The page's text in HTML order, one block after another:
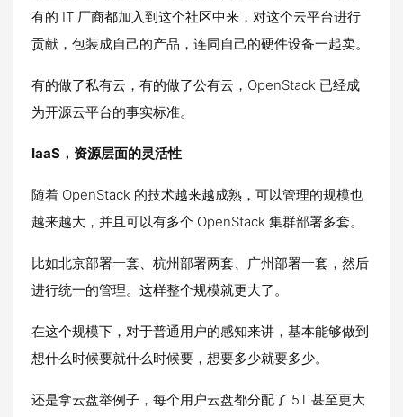
有的 IT 厂商都加入到这个社区中来，对这个云平台进行
贡献，包装成自己的产品，连同自己的硬件设备一起卖。
有的做了私有云，有的做了公有云，OpenStack 已经成
为开源云平台的事实标准。
IaaS，资源层面的灵活性
随着 OpenStack 的技术越来越成熟，可以管理的规模也
越来越大，并且可以有多个 OpenStack 集群部署多套。
比如北京部署一套、杭州部署两套、广州部署一套，然后
进行统一的管理。这样整个规模就更大了。
在这个规模下，对于普通用户的感知来讲，基本能够做到
想什么时候要就什么时候要，想要多少就要多少。
还是拿云盘举例子，每个用户云盘都分配了 5T 甚至更大